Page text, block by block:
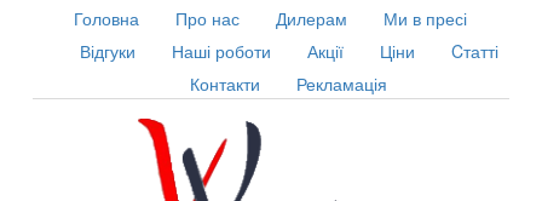
Головна Про нас Дилерам
Ми в пресі
Відгуки
Наші роботи Акції Ціни
Cтатті
Контакти
Рекламація